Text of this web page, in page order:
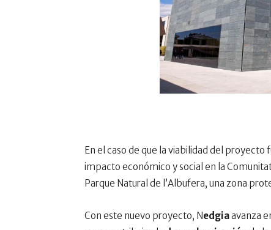
En el caso de que la viabilidad del
impacto económico y social en la
Parque Natural de l’Albufera, una zona
Con este nuevo proyecto, Nedgiaavanza